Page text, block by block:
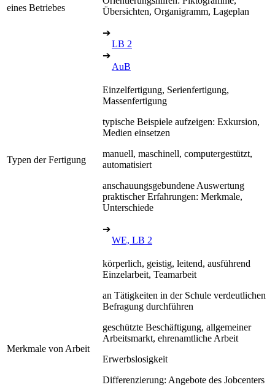
eines Betriebes
Übersichten, Organigramm, Lageplan
➔
LB 2
➔
AuB
Typen der Fertigung
Einzelfertigung, Serienfertigung,
Massenfertigung
typische Beispiele aufzeigen: Exkursion,
Medien einsetzen
manuell, maschinell, computergestützt,
automatisiert
anschauungsgebundene Auswertung
praktischer Erfahrungen: Merkmale,
Unterschiede
➔
WE, LB 2
Merkmale von Arbeit
körperlich, geistig, leitend, ausführend
Einzelarbeit, Teamarbeit
an Tätigkeiten in der Schule verdeutlichen
Befragung durchführen
geschützte Beschäftigung, allgemeiner
Arbeitsmarkt, ehrenamtliche Arbeit
Erwerbslosigkeit
Differenzierung: Angebote des Jobcenters